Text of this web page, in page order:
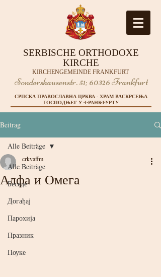
SERBISCHE ORTHODOXE
KIRCHE
KIRCHENGEMEINDE FRANKFURT
Sondershausenstr. 51; 60326 Frankfurt
СРПСКА ПРАВОСЛАВНА ЦРКВА - ХРАМ ВАСКРСЕЊА
ГОСПОДЊЕГ У ФРАНКФУРТУ
Beitrag
Alle Beiträge
Беседе
Догађај
Парохија
Празник
Поуке
Alle Beiträge
Алфа и Омега
crkvaffm